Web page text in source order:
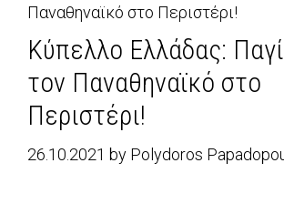
Παναθηναϊκό στο Περιστέρι!
Κύπελλο Ελλάδας:
τον Παναθηναϊκό στο
Περιστέρι!
26.10.2021 by Polydoros